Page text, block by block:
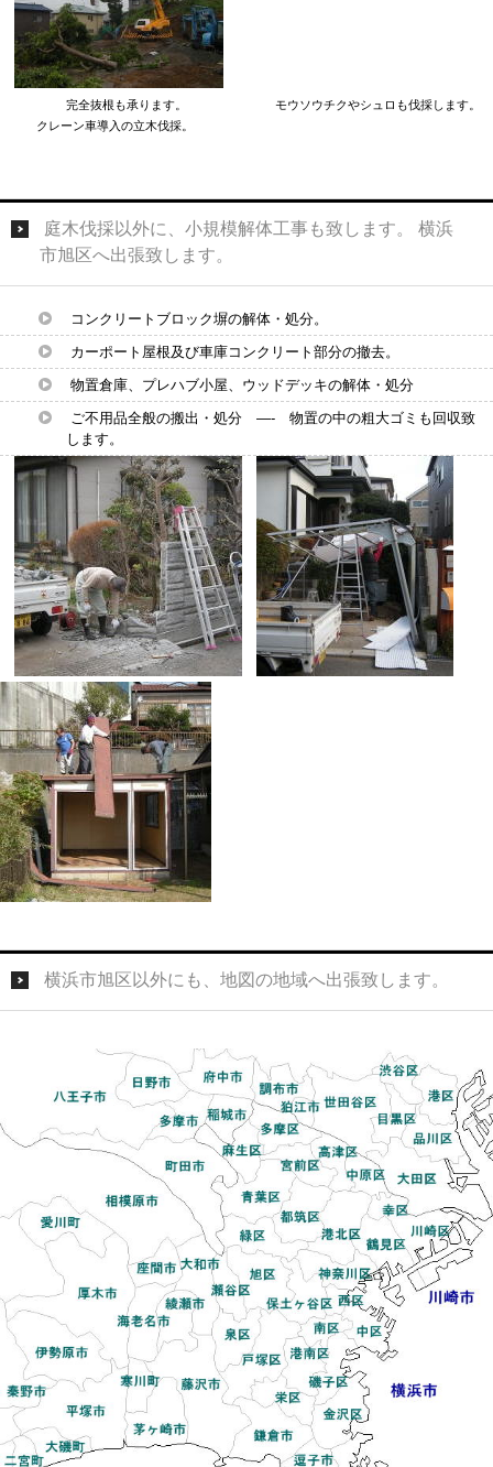
完全抜根も承ります。 モウソウチクやシュロも伐採します。
クレーン車導入の立木伐採。
庭木伐採以外に、小規模解体工事も致します。 横浜
市旭区へ出張致します。
コンクリートブロック塀の解体・処分。
カーポート屋根及び車庫コンクリート部分の撤去。
物置倉庫、プレハブ小屋、ウッドデッキの解体・処分
ご不用品全般の搬出・処分 —- 物置の中の粗大ゴミも回収致
します。
横浜市旭区以外にも、地図の地域へ出張致します。